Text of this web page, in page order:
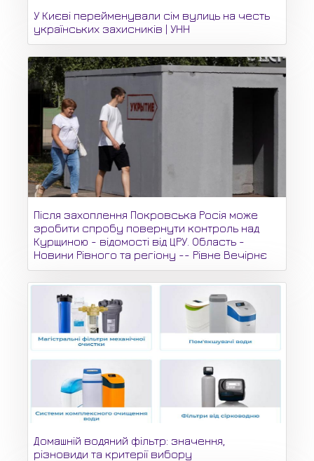
У Києві перейменували сім вулиць на честь
українських захисників | УНН
Після захоплення Покровська Росія може
зробити спробу повернути контроль над
Курщиною - відомості від ЦРУ. Область -
Новини Рівного та регіону -- Рівне Вечірнє
Домашній водяний фільтр: значення,
різновиди та критерії вибору